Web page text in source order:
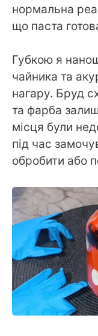
нормальна
що паста
Губкою я
чайника та
нагару. Бруд
та фарба
місця були
під час
обробити або